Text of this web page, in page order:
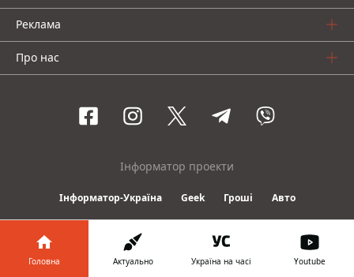
Реклама
Про нас
Інформатор проекти
Інформатор-Україна Geek Гроші Авто
© 2016-2026 Informator
Головна Актуально Україна на часі Youtube